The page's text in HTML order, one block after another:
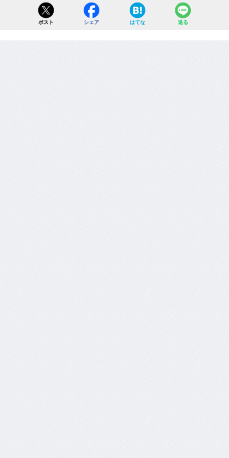
ポスト シェア はてな 送る